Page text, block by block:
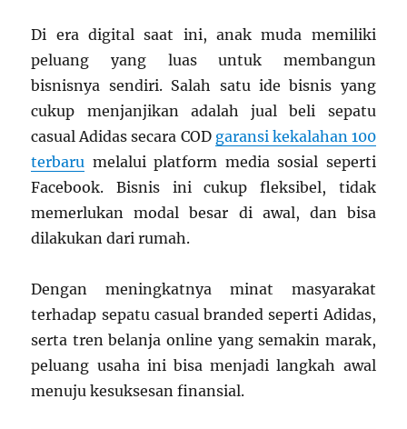
Di era digital saat ini, anak muda memiliki
peluang yang luas untuk membangun
bisnisnya sendiri. Salah satu ide bisnis yang
cukup menjanjikan adalah jual beli sepatu
casual Adidas secara COD garansi kekalahan 100
terbaru melalui platform media sosial seperti
Facebook. Bisnis ini cukup fleksibel, tidak
memerlukan modal besar di awal, dan bisa
dilakukan dari rumah.
Dengan meningkatnya minat masyarakat
terhadap sepatu casual branded seperti Adidas,
serta tren belanja online yang semakin marak,
peluang usaha ini bisa menjadi langkah awal
menuju kesuksesan finansial.